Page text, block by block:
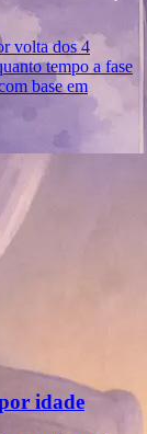
volta dos 4
tempo a fase
base em
idade